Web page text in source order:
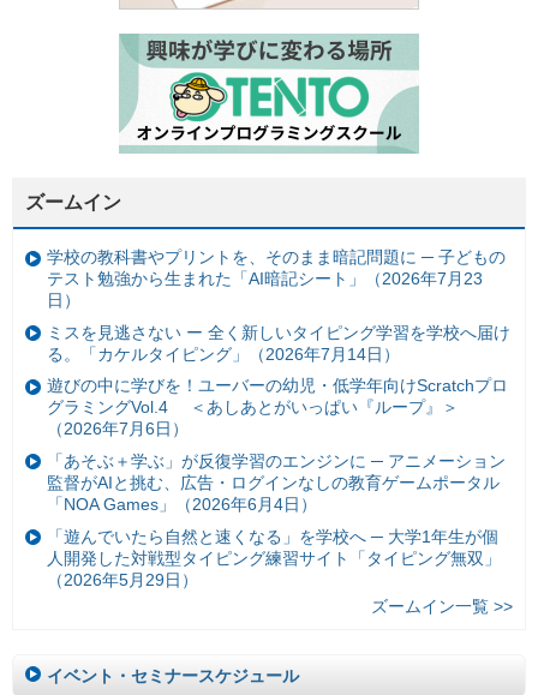
ズームイン
学校の教科書やプリントを、そのまま暗記問題に ─ 子どもの
テスト勉強から生まれた「AI暗記シート」（2026年7月23
日）
ミスを見逃さない ー 全く新しいタイピング学習を学校へ届け
る。「カケルタイピング」（2026年7月14日）
遊びの中に学びを！ユーバーの幼児・低学年向けScratchプロ
グラミングVol.4 ＜あしあとがいっぱい『ループ』＞
（2026年7月6日）
「あそぶ＋学ぶ」が反復学習のエンジンに ─ アニメーション
監督がAIと挑む、広告・ログインなしの教育ゲームポータル
「NOA Games」（2026年6月4日）
「遊んでいたら自然と速くなる」を学校へ ─ 大学1年生が個
人開発した対戦型タイピング練習サイト「タイピング無双」
（2026年5月29日）
ズームイン一覧 >>
イベント・セミナースケジュール